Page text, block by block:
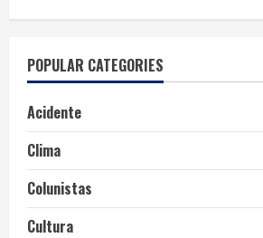
POPULAR CATEGORIES
Acidente
Clima
Colunistas
Cultura